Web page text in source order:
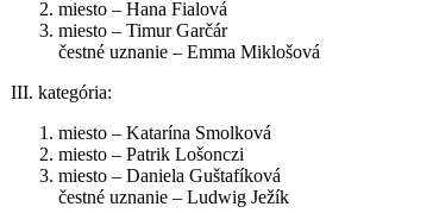
miesto – Hana Fialová
miesto – Timur Garčár
čestné uznanie – Emma Miklošová
III. kategória:
miesto – Katarína Smolková
miesto – Patrik Lošonczi
miesto – Daniela Guštafíková
čestné uznanie – Ludwig Ježík